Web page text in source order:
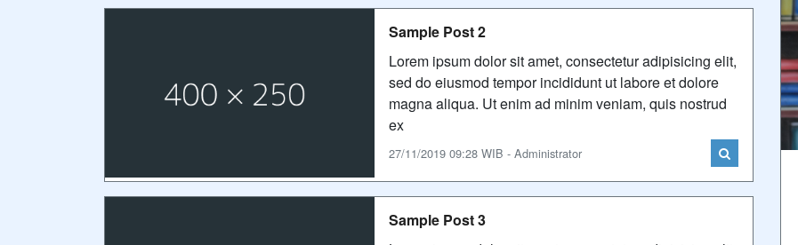
Sample Post 2
Lorem ipsum dolor sit amet, consectetur adipisicing elit,
sed do eiusmod tempor incididunt ut labore et dolore
magna aliqua. Ut enim ad minim veniam, quis nostrud
ex
27/11/2019 09:28 WIB - Administrator
Sample Post 3